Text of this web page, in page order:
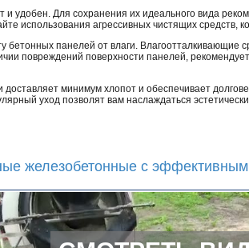
удобен. Для сохранения их идеального вида
использования агрессивных чистящих средств,
бетонных панелей от влаги. Влагоотталкивающие
повреждений поверхности панелей,
минимум хлопот и обеспечивает
уход позволят вам наслаждаться
железобетонные с